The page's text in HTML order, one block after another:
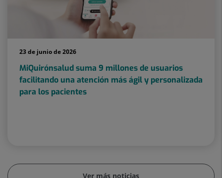
23 de junio de 2026
MiQuirónsalud suma 9 millones de usuarios
facilitando una atención más ágil y personalizada
para los pacientes
Ver más noticias